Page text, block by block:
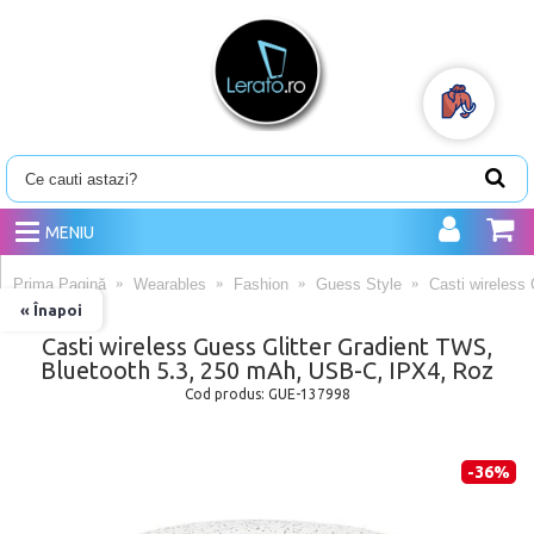
MENIU
« Înapoi
Prima Pagină Wearables Fashion Guess Style Casti wireless
Casti wireless Guess Glitter Gradient TWS,
Bluetooth 5.3, 250 mAh, USB-C, IPX4, Roz
Cod produs: GUE-137998
-36%